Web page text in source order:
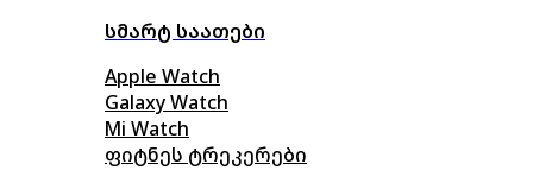
სმარტ საათები
Apple Watch
Galaxy Watch
Mi Watch
ფიტნეს ტრეკერები